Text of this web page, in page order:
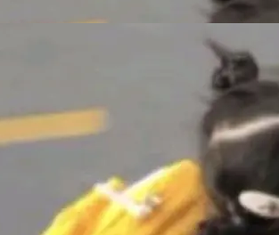
加一组后台 agent。这些后
接入Mooncake TENT。
传输引擎接入Mooncake T
性能提升30%、非零拷贝
。UCL-MPComm底层基
信引擎，后续腾讯网平将
Engine的高性能通信组
UCL-MPComm中实现了一
信服“面向企业研发场景的
应用”凭借卓越的技术
选。 全链路私有化部署，
落地 当前，越来越多企业已
工具，通过调用公有云模
型提升研发效率。但随着 AI
选工信部人工智能
化部正式发布《2025年人工
单》，集中展示人工智能在
覆盖技术底座、行业赋能、